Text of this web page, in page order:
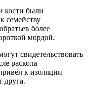
кости были
семейству
более
мордой.
свидетельствовать
раскола
к изоляции
друга.